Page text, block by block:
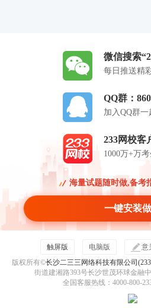
微信搜索
每日推送精
QQ群：
加入QQ群一
233网校客
1000万+万
海量试题随时做,备考
一键安装
触屏版 电脑版 意
版权所有©长沙二三三网络科技有限公司
街道建湘路393号长沙世茂环球金融
全国客服热线：4000-800-